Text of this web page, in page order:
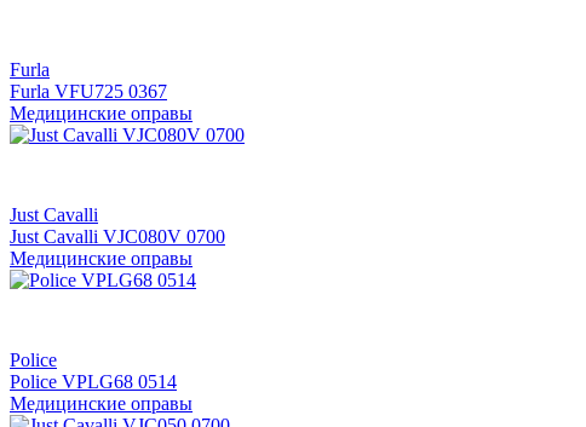
Furla
Furla VFU725 0367
Медицинские оправы
Just Cavalli
Just Cavalli VJC080V 0700
Медицинские оправы
Police
Police VPLG68 0514
Медицинские оправы